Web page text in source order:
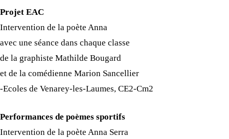
Projet EAC
Intervention de la poète Anna
avec une séance dans chaque classe
de la graphiste Mathilde Bougard
et de la comédienne Marion Sancellier
-Ecoles de Venarey-les-Laumes, CE2-Cm2
Performances de poèmes sportifs
Intervention de la poète Anna Serra